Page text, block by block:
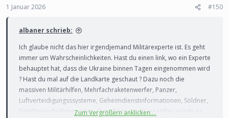
1 Januar 2026 #150
albaner schrieb:
Ich glaube nicht das hier irgendjemand Militärexperte ist. Es geht
immer um Wahrscheinlichkeiten. Hast du einen link, wo ein Experte
behauptet hat, dass die Ukraine binnen Tagen eingenommen wird
? Hast du mal auf die Landkarte geschaut ? Dazu noch die
massiven Militärhilfen, Mehrfachraketenwerfer, Panzer,
Luftverteidigungsssysteme, Geheimdienstinformationen, Söldner,
Satellitenaufnahmen usw.. ohne diese massiven Hilfen würde es
Zum Vergrößern anklicken....